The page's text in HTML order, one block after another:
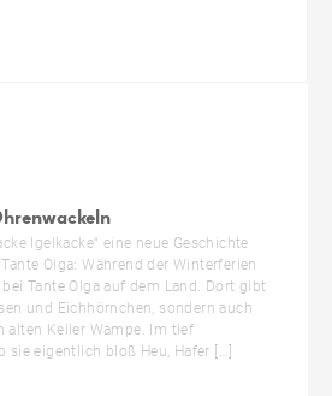
Igelkacke“ eine neue Geschichte
Olga: Während der Winterferien
Tante Olga auf dem Land. Dort gibt
und Eichhörnchen, sondern auch
alten Keiler Wampe. Im tief
sie eigentlich bloß Heu, Hafer […]